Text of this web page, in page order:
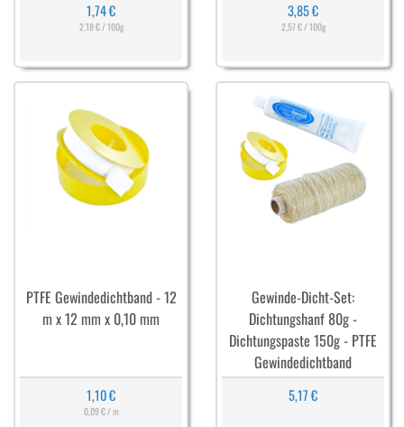
1,74 €
2,18 € / 100g
3,85 €
2,57 € / 100g
PTFE Gewindedichtband - 12
m x 12 mm x 0,10 mm
1,10 €
0,09 € / m
Gewinde-Dicht-Set:
Dichtungshanf 80g -
Dichtungspaste 150g - PTFE
Gewindedichtband
5,17 €